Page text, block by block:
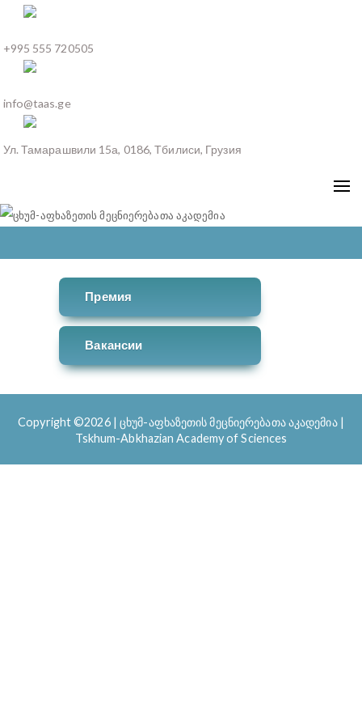
+995 555 720505
info@taas.ge
Ул. Тамарашвили 15а, 0186, Тбилиси, Грузия
Премия
Вакансии
Copyright ©2026 | ცხუმ-აფხაზეთის მეცნიერებათა აკადემია |
Tskhum-Abkhazian Academy of Sciences